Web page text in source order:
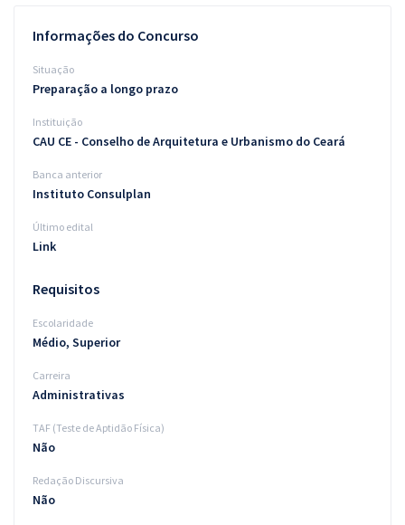
Blog
Aprovados
Atendimento
Informações do Concurso
Situação
Preparação a longo prazo
Instituição
CAU CE - Conselho de Arquitetura e Urbanismo do Ceará
Banca anterior
Instituto Consulplan
Último edital
Link
Requisitos
Escolaridade
Médio, Superior
Carreira
Administrativas
TAF (Teste de Aptidão Física)
Não
Redação Discursiva
Não